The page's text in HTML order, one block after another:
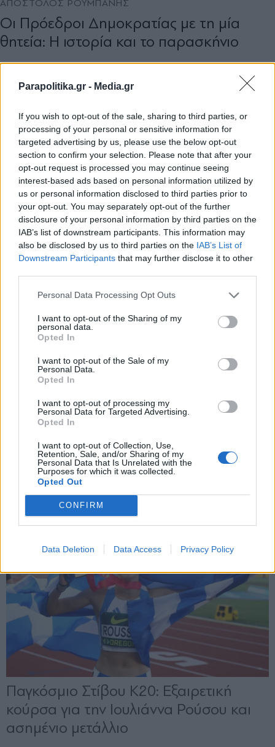
Parapolitika.gr - Media.gr
If you wish to opt-out of the sale, sharing to third parties, or
processing of your personal or sensitive information for
targeted advertising by us, please use the below opt-out
section to confirm your selection. Please note that after your
opt-out request is processed you may continue seeing
interest-based ads based on personal information utilized by
us or personal information disclosed to third parties prior to
your opt-out. You may separately opt-out of the further
disclosure of your personal information by third parties on the
IAB’s list of downstream participants. This information may
also be disclosed by us to third parties on the IAB’s List of
Downstream Participants that may further disclose it to other
Personal Data Processing Opt Outs
I want to opt-out of the Sharing of my
personal data.
Opted In
I want to opt-out of the Sale of my
Personal Data.
Opted In
I want to opt-out of processing my
Personal Data for Targeted Advertising.
Opted In
I want to opt-out of Collection, Use,
Retention, Sale, and/or Sharing of my
Personal Data that Is Unrelated with the
Purposes for which it was collected.
Opted Out
CONFIRM
Data Deletion Data Access Privacy Policy
ΑΠΟΣΤΟΛΟΣ ΡΟΥΜΠΑΝΗΣ
Οι Πρόεδροι Δημοκρατίας με τη μία
θητεία: Η ιστορία και το παρασκήνιο
Εγγραφή στο newsletter
Αποδέχομαι τους
και την πολιτική απορρήτου
X